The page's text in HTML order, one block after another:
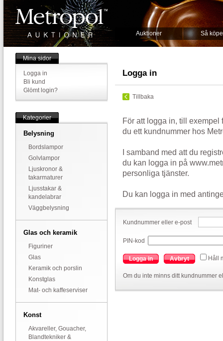
Auktioner Så
Mina sidor
Logga in
Bli kund
Glömt login?
Kategorier
Belysning
Bordslampor
Golvlampor
Ljuskronor &
takarmaturer
Ljusstakar &
kandelabrar
Väggbelysning
Glas och keramik
Figuriner
Glas
Keramik och porslin
Konstglas
Mat- och kaffeserviser
Konst
Akvareller, Gouacher,
Blandtekniker &
Logga in
Tillbaka
För att logga in, till exempel
du ett kundnummer hos
I samband med att du
du kan logga in på
personliga tjänster.
Du kan logga in med
Kundnummer eller e-post
PIN-kod
Logga in Avbryt Håll
Om du inte minns ditt kundnummer